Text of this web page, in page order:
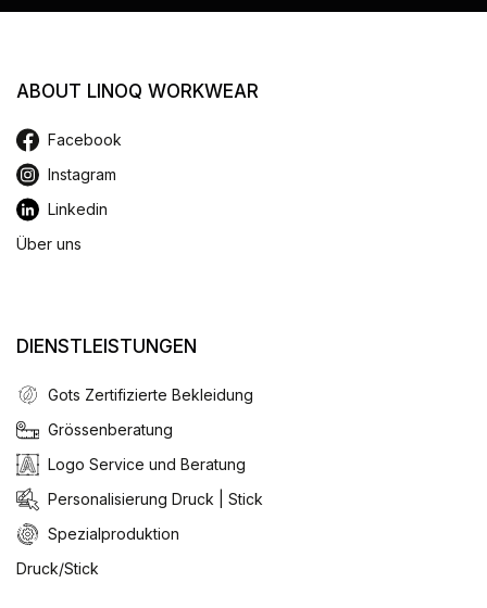
ABOUT LINOQ WORKWEAR
Facebook
Instagram
Linkedin
Über uns
DIENSTLEISTUNGEN
Gots Zertifizierte Bekleidung
Grössenberatung
Logo Service und Beratung
Personalisierung Druck | Stick
Spezialproduktion
Druck/Stick